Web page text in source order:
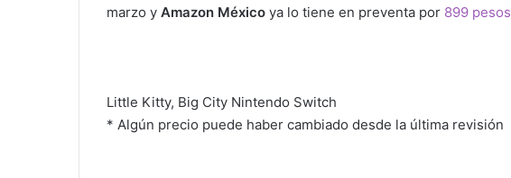
marzo y Amazon México ya lo tiene en preventa por 899 pesos
Little Kitty, Big City Nintendo Switch
* Algún precio puede haber cambiado desde la última revisión